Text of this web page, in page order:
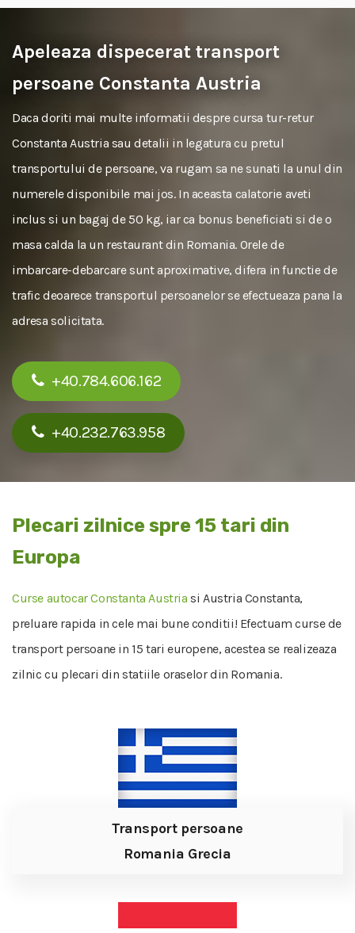
Apeleaza dispecerat transport
persoane Constanta Austria
Daca doriti mai multe informatii despre cursa tur-retur
Constanta Austria sau detalii in legatura cu pretul
transportului de persoane, va rugam sa ne sunati la unul din
numerele disponibile mai jos. In aceasta calatorie aveti
inclus si un bagaj de 50 kg, iar ca bonus beneficiati si de o
masa calda la un restaurant din Romania. Orele de
imbarcare-debarcare sunt aproximative, difera in functie de
trafic deoarece transportul persoanelor se efectueaza pana la
adresa solicitata.
+40.784.606.162
+40.232.763.958
Plecari zilnice spre 15 tari din
Europa
Curse autocar Constanta Austria si Austria Constanta,
preluare rapida in cele mai bune conditii! Efectuam curse de
transport persoane in 15 tari europene, acestea se realizeaza
zilnic cu plecari din statiile oraselor din Romania.
Transport persoane
Romania Grecia